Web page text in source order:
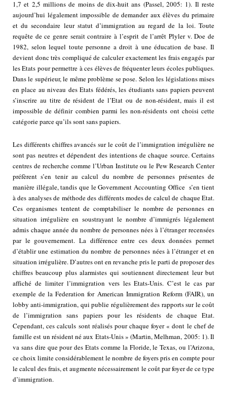
1,7 et 2,5 millions de moins de dix-huit ans (Passel, 2005: 1). Il reste
aujourd’hui légalement impossible de demander aux élèves du primaire
et du secondaire leur statut d’immigration au regard de la loi. Toute
requête de ce genre serait contraire à l’esprit de l’arrêt Plyler v. Doe de
1982, selon lequel toute personne a droit à une éducation de base. Il
devient donc très compliqué de calculer exactement les frais engagés par
les Etats pour permettre à ces élèves de fréquenter leurs écoles publiques.
Dans le supérieur, le même problème se pose. Selon les législations mises
en place au niveau des Etats fédérés, les étudiants sans papiers peuvent
s’inscrire au titre de résident de l’Etat ou de non-résident, mais il est
impossible de définir combien parmi les non-résidents ont choisi cette
catégorie parce qu’ils sont sans papiers.
Les différents chiffres avancés sur le coût de l’immigration irrégulière ne
sont pas neutres et dépendent des intentions de chaque source. Certains
centres de recherche comme l’Urban Institute ou le Pew Research Center
préfèrent s’en tenir au calcul du nombre de personnes présentes de
manière illégale, tandis que le Government Accounting Office s’en tient
à des analyses de méthode des différents modes de calcul de chaque Etat.
Ces organismes tentent de comptabiliser le nombre de personnes en
situation irrégulière en soustrayant le nombre d’immigrés légalement
admis chaque année du nombre de personnes nées à l’étranger recensées
par le gouvernement. La différence entre ces deux données permet
d’établir une estimation du nombre de personnes nées à l’étranger et en
situation irrégulière. D’autres ont en revanche pris le parti de proposer des
chiffres beaucoup plus alarmistes qui soutiennent directement leur but
affiché de limiter l’immigration vers les Etats-Unis. C’est le cas par
exemple de la Federation for American Immigration Reform (FAIR), un
lobby anti-immigration, qui publie régulièrement des rapports sur le coût
de l’immigration sans papiers pour les résidents de chaque Etat.
Cependant, ces calculs sont réalisés pour chaque foyer « dont le chef de
famille est un résident né aux Etats-Unis » (Martin, Melhman, 2005: 1). Il
va sans dire que pour des Etats comme la Floride, le Texas, ou l’Arizona,
ce choix limite considérablement le nombre de foyers pris en compte pour
le calcul des frais, et augmente nécessairement le coût par foyer de ce type
d’immigration.